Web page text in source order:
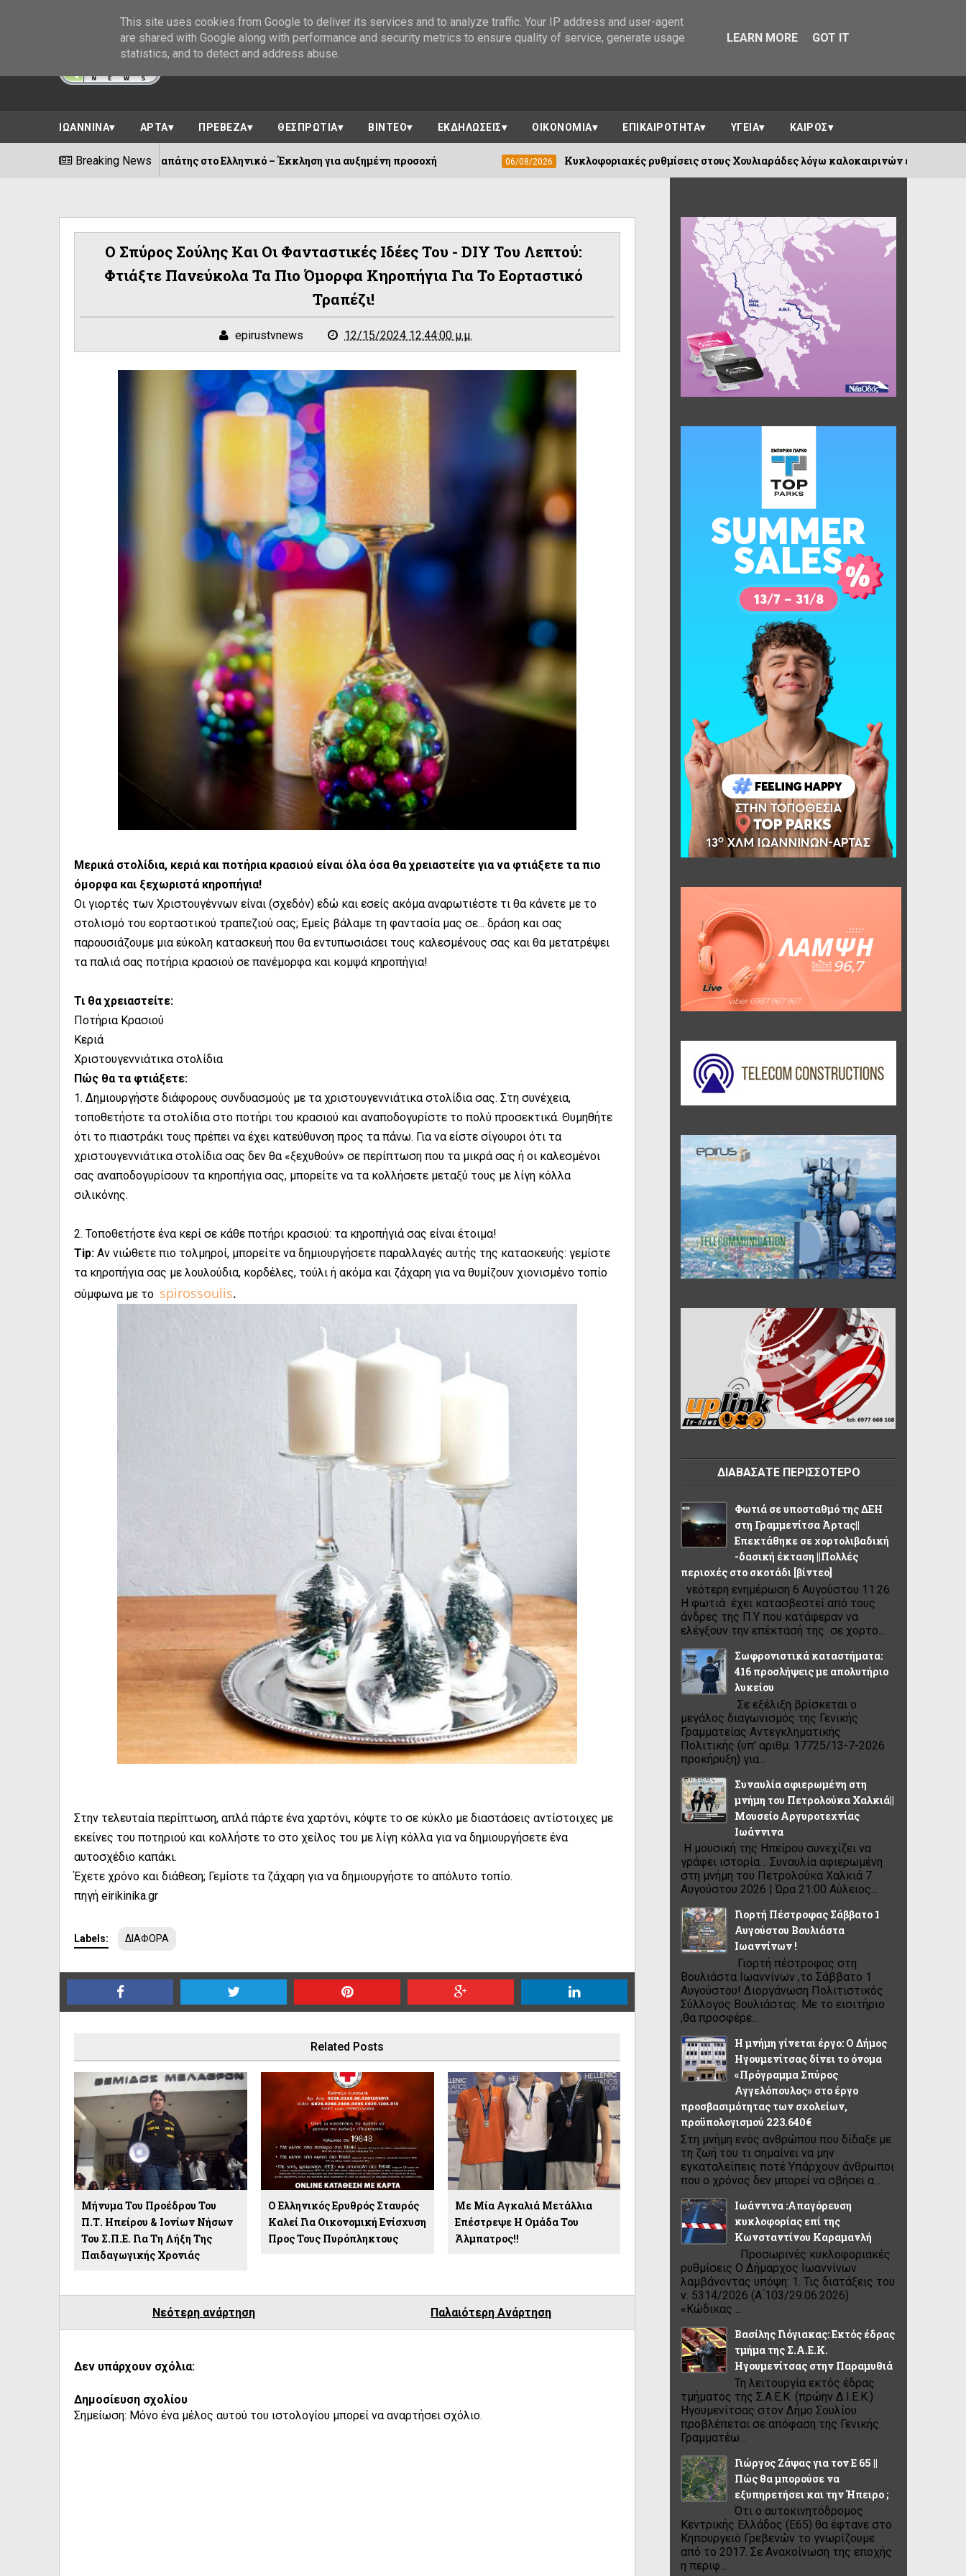
ΙΩΑΝΝΙΝΑ ΑΡΤΑ ΠΡΕΒΕΖΑ ΘΕΣΠΡΩΤΙΑ ΒΙΝΤΕΟ ΕΚΔΗΛΩΣΕΙΣ ΟΙΚΟΝΟΜΙΑ ΕΠΙΚΑΙΡΟΤΗΤΑ ΥΓΕΙΑ ΚΑΙΡΟΣ
Breaking News06/08/2026 Απόπειρες τηλεφωνικής απάτης στο Ελληνικό – Έκκληση για αυξημένη προσοχή 06/08/2026 Κυκλοφοριακές ρυθμίσεις στους
Ο Σπύρος Σούλης Και Οι Φανταστικές Ιδέες Του - DIY Του Λεπτού:
Φτιάξτε Πανεύκολα Τα Πιο Όμορφα Κηροπήγια Για Το Εορταστικό
Τραπέζι!
epirustvnews 12/15/2024 12:44:00 μ.μ.
Μερικά στολίδια, κεριά και ποτήρια κρασιού είναι όλα όσα θα χρειαστείτε για να φτιάξετε τα πιο
όμορφα και ξεχωριστά κηροπήγια!
Οι γιορτές των Χριστουγέννων είναι (σχεδόν) εδώ και εσείς ακόμα αναρωτιέστε τι θα κάνετε με το
στολισμό του εορταστικού τραπεζιού σας; Εμείς βάλαμε τη φαντασία μας σε... δράση και σας
παρουσιάζουμε μια εύκολη κατασκευή που θα εντυπωσιάσει τους καλεσμένους σας και θα μετατρέψει
τα παλιά σας ποτήρια κρασιού σε πανέμορφα και κομψά κηροπήγια!
Τι θα χρειαστείτε:
Ποτήρια Κρασιού
Κεριά
Χριστουγεννιάτικα στολίδια
Πώς θα τα φτιάξετε:
1. Δημιουργήστε διάφορους συνδυασμούς με τα χριστουγεννιάτικα στολίδια σας. Στη συνέχεια,
τοποθετήστε τα στολίδια στο ποτήρι του κρασιού και αναποδογυρίστε το πολύ προσεκτικά. Θυμηθήτε
ότι το πιαστράκι τους πρέπει να έχει κατεύθυνση προς τα πάνω. Για να είστε σίγουροι ότι τα
χριστουγεννιάτικα στολίδια σας δεν θα «ξεχυθούν» σε περίπτωση που τα μικρά σας ή οι καλεσμένοι
σας αναποδογυρίσουν τα κηροπήγια σας, μπορείτε να τα κολλήσετε μεταξύ τους με λίγη κόλλα
σιλικόνης.
2. Τοποθετήστε ένα κερί σε κάθε ποτήρι κρασιού: τα κηροπήγιά σας είναι έτοιμα!
Tip: Αν νιώθετε πιο τολμηροί, μπορείτε να δημιουργήσετε παραλλαγές αυτής της κατασκευής: γεμίστε
τα κηροπήγια σας με λουλούδια, κορδέλες, τούλι ή ακόμα και ζάχαρη για να θυμίζουν χιονισμένο τοπίο
σύμφωνα με το spirossoulis.
Στην τελευταία περίπτωση, απλά πάρτε ένα χαρτόνι, κόψτε το σε κύκλο με διαστάσεις αντίστοιχες με
εκείνες του ποτηριού και κολλήστε το στο χείλος του με λίγη κόλλα για να δημιουργήσετε ένα
αυτοσχέδιο καπάκι.
Έχετε χρόνο και διάθεση; Γεμίστε τα ζάχαρη για να δημιουργήστε το απόλυτο τοπίο.
πηγή eirikinika.gr
Labels: ΔΙΑΦΟΡΑ
Related Posts
Μήνυμα Του Προέδρου Του
Π.Τ. Ηπείρου & Ιονίων Νήσων
Του Σ.Π.Ε. Για Τη Λήξη Της
Παιδαγωγικής Χρονιάς
O Ελληνικός Ερυθρός Σταυρός
Καλεί Για Οικονομική Ενίσχυση
Προς Τους Πυρόπληκτους
Με Μία Αγκαλιά Μετάλλια
Επέστρεψε Η Ομάδα Του
Άλμπατρος!!
Νεότερη ανάρτηση Παλαιότερη Ανάρτηση
Δεν υπάρχουν σχόλια:
Δημοσίευση σχολίου
Σημείωση: Μόνο ένα μέλος αυτού του ιστολογίου μπορεί να αναρτήσει σχόλιο.
ΔΙΑΒΑΣΑΤΕ ΠΕΡΙΣΣΟΤΕΡΟ
Φωτιά σε υποσταθμό της ΔΕΗ
στη Γραμμενίτσα Άρτας||
Επεκτάθηκε σε χορτολιβαδική
-δασική έκταση ||Πολλές
περιοχές στο σκοτάδι [βίντεο]
νεότερη ενημέρωση 6 Αυγούστου 11:26
Η φωτιά έχει κατασβεστεί από τους
άνδρες της Π.Υ που κατάφεραν να
ελέγξουν την επέκτασή της σε χορτο...
Σωφρονιστικά καταστήματα:
416 προσλήψεις με απολυτήριο
λυκείου
Σε εξέλιξη βρίσκεται ο
μεγάλος διαγωνισμός της Γενικής
Γραμματείας Αντεγκληματικής
Πολιτικής (υπ' αριθμ. 17725/13-7-2026
προκήρυξη) για...
Συναυλία αφιερωμένη στη
μνήμη του Πετρολούκα Χαλκιά||
Μουσείο Αργυροτεχνίας
Ιωάννινα
Η μουσική της Ηπείρου συνεχίζει να
γράφει ιστορία… Συναυλία αφιερωμένη
στη μνήμη του Πετρολούκα Χαλκιά 7
Αυγούστου 2026 | Ώρα 21:00 Αύλειος...
Γιορτή Πέστροφας Σάββατο 1
Αυγούστου Βουλιάστα
Ιωαννίνων !
Γιορτή πέστροφας στη
Βουλιάστα Ιωαννίνων ,το Σάββατο 1
Αυγούστου! Διοργάνωση Πολιτιστικός
Σύλλογος Βουλιάστας. Με το εισιτήριο
,θα προσφέρε...
Η μνήμη γίνεται έργο: Ο Δήμος
Ηγουμενίτσας δίνει το όνομα
«Πρόγραμμα Σπύρος
Αγγελόπουλος» στο έργο
προσβασιμότητας των σχολείων,
προϋπολογισμού 223.640€
Στη μνήμη ενός ανθρώπου που δίδαξε με
τη ζωή του τι σημαίνει να μην
εγκαταλείπεις ποτέ Υπάρχουν άνθρωποι
που ο χρόνος δεν μπορεί να σβήσει α...
Ιωάννινα :Απαγόρευση
κυκλοφορίας επί της
Κωνσταντίνου Καραμανλή
Προσωρινές κυκλοφοριακές
ρυθμίσεις Ο Δήμαρχος Ιωαννίνων
λαμβάνοντας υπόψη: 1. Τις διατάξεις του
ν. 5314/2026 (Α ́103/29.06.2026)
«Κώδικας ...
Βασίλης Γιόγιακας: Εκτός έδρας
τμήμα της Σ.Α.Ε.Κ.
Ηγουμενίτσας στην Παραμυθιά
Τη λειτουργία εκτός έδρας
τμήματος της Σ.Α.Ε.Κ. (πρώην Δ.Ι.Ε.Κ.)
Ηγουμενίτσας στον Δήμο Σουλίου
προβλέπεται σε απόφαση της Γενικής
Γραμματέω...
Γιώργος Ζάψας για τον Ε 65 ||
Πώς θα μπορούσε να
εξυπηρετήσει και την Ήπειρο ;
Ότι ο αυτοκινητόδρομος
Κεντρικής Ελλάδος (Ε65) θα έφτανε στο
Κηπουργειό Γρεβενών το γνωρίζουμε
από το 2017. Σε Ανακοίνωση της εποχής
η περιφ...
This site uses cookies from Google to deliver its services and to analyze traffic. Your IP address and user-agent
are shared with Google along with performance and security metrics to ensure quality of service, generate usage
statistics, and to detect and address abuse.
LEARN MORE GOT IT